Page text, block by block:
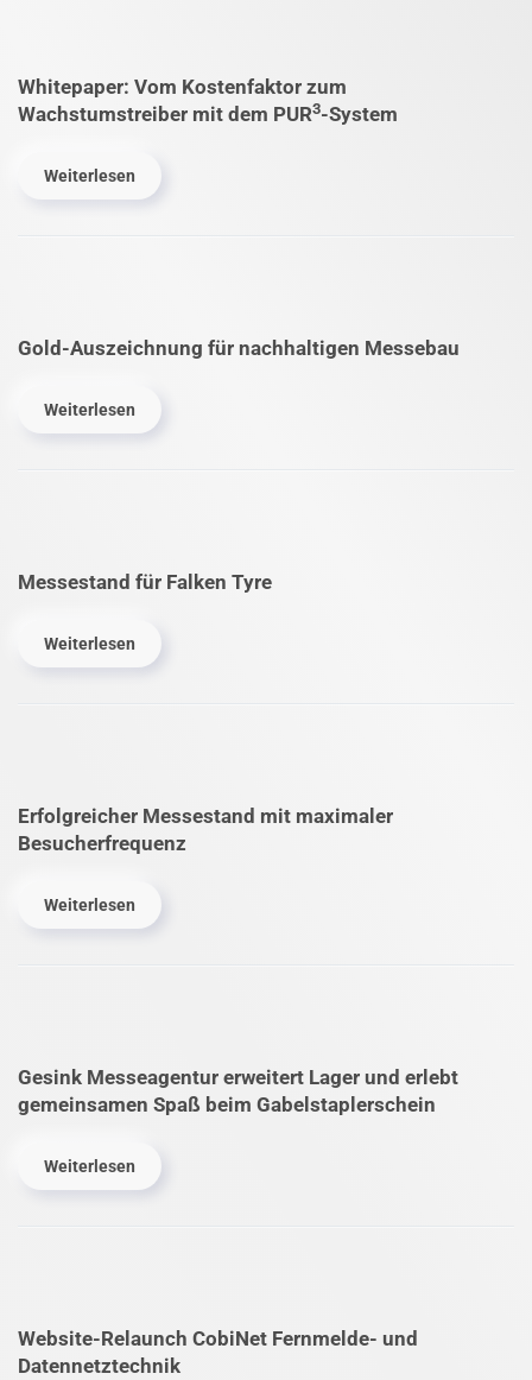
Whitepaper: Vom Kostenfaktor zum
Wachstumstreiber mit dem PUR3-System
Weiterlesen
Gold-Auszeichnung für nachhaltigen Messebau
Weiterlesen
Messestand für Falken Tyre
Weiterlesen
Erfolgreicher Messestand mit maximaler
Besucherfrequenz
Weiterlesen
Gesink Messe­agentur erweitert Lager und erlebt
gemeinsamen Spaß beim Gabel­stapler­schein
Weiterlesen
Website-Relaunch CobiNet Fernmelde- und
Datennetztechnik